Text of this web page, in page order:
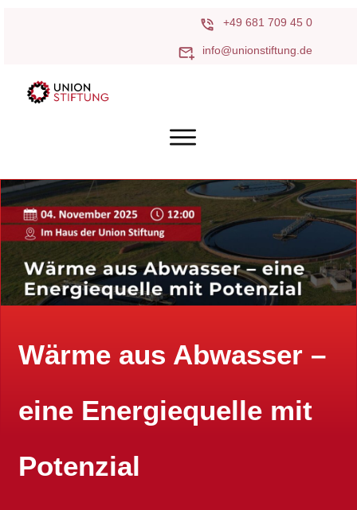
+49 681 709 45 0
info@unionstiftung.de
Wärme aus Abwasser –
eine Energiequelle mit
Potenzial